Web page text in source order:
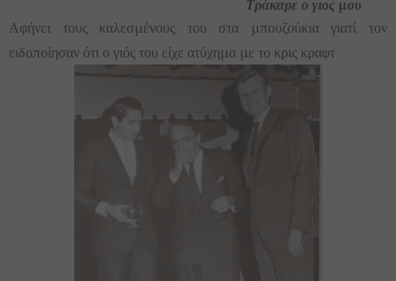
Τράκαρε ο γιος μου
Αφήνει τους καλεσμένους του στα μπουζούκια γιατί τον
ειδοποίησαν ότι ο γιός του είχε ατύχημα με το κρις κραφτ